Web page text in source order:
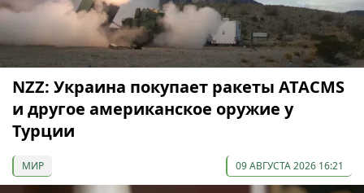
NZZ: Украина покупает ракеты ATACMS
и другое американское оружие у
Турции
МИР 09 АВГУСТА 2026 16:21